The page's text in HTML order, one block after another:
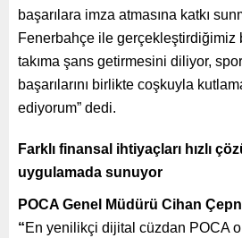
başarılara imza atmasına katkı
Fenerbahçe ile gerçekleştirdiğimiz
takıma şans getirmesini diliyor,
başarılarını birlikte coşkuyla
ediyorum” dedi.
Farklı finansal ihtiyaçları hızlı
uygulamada sunuyor
POCA Genel Müdürü Cihan
“En yenilikçi dijital cüzdan POCA